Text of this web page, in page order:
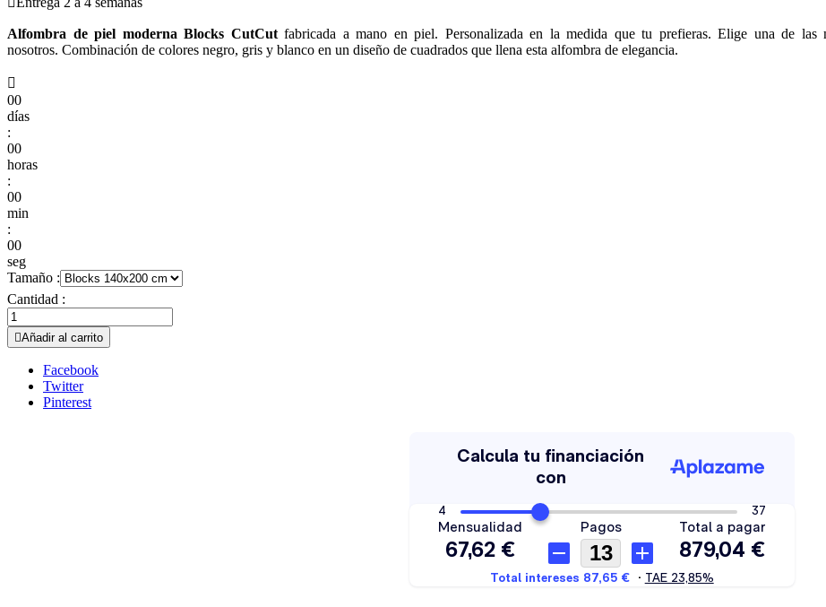
Alfombra de piel moderna Blocks CutCut fabricada a mano en piel. Personalizada en la medida que tu prefieras. Elige una de las
nosotros. Combinación de colores negro, gris y blanco en un diseño de cuadrados que llena esta alfombra de elegancia.

00
días
:
00
horas
:
00
min
:
00
seg
Tamaño :
Cantidad :
Añadir al carrito
Facebook
Twitter
Pinterest